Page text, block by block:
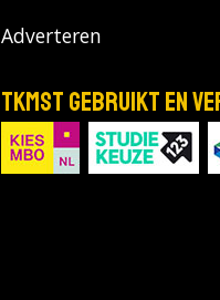
Adverteren
TKMST gebruikt en